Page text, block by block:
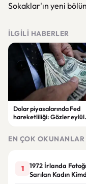
Sokaklar'ın yeni
İLGILI HABERLER
Dolar piyasalarında Fed
hareketliliği: Gözler eylül
EN ÇOK OKUNANLAR
1
1972 İrlanda
Sarılan Kadın